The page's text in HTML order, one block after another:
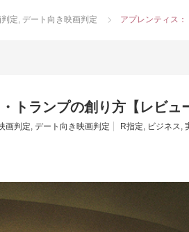
定, デート向き映画判定 アプレンティス：
トランプの創り方【レビュ
画判定, デート向き映画判定 R指定, ビジネス,